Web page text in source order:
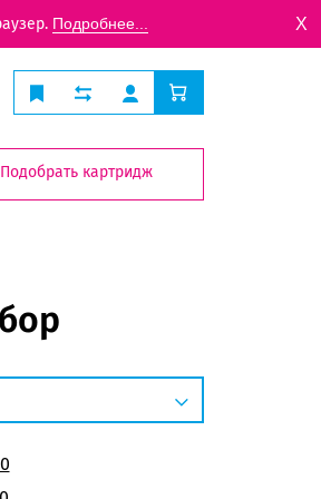
Подробнее... X
Подобрать картридж